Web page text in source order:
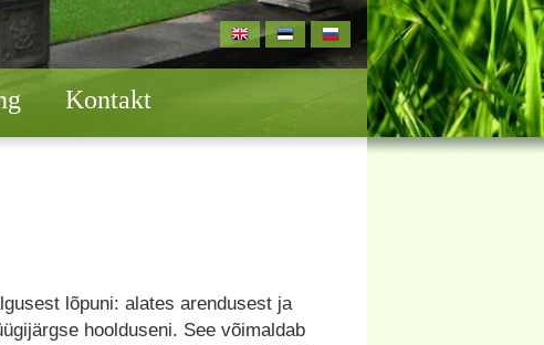
Kontakt
lõpuni: alates arendusest ja
hoolduseni. See võimaldab